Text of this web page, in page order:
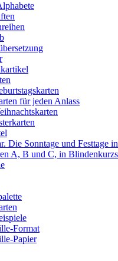
für jeden Anlass
Die Sonntage und Festtage
A, B und C, in
Format
Papier